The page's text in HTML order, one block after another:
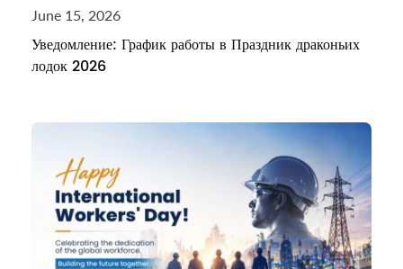
June 15, 2026
Уведомление: График работы в Праздник драконьих
лодок 2026